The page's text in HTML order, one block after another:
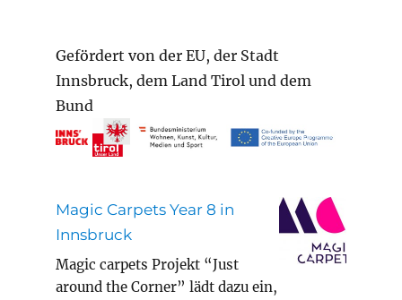
Gefördert von der EU, der Stadt
Innsbruck, dem Land Tirol und dem
Bund
Magic Carpets Year 8 in
Innsbruck
Magic carpets Projekt “Just
around the Corner” lädt dazu ein,